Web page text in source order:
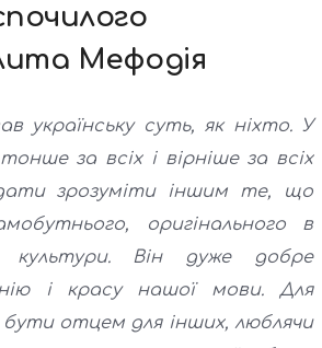
Мефодія
українську суть, як ніхто. У
за всіх і вірніше за всіх
зрозуміти іншим те, що
оригінального в
культури. Він дуже добре
і красу нашої мови. Для
отцем для інших, люблячи